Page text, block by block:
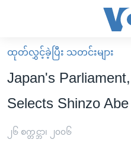
လွယ်ကူ
စေ
သည့်
များ
မူလစာမျက်နှာ
မြန်မာ
ကမ္ဘာ့သတင်းများ
ဗွီဒီယို
ထုတ်လွှင့်ခဲ့ပြီး သတင်းများ
Japan's
Selects Shinzo
၂၆ စက္တင္ဘာ၊ ၂၀၀၆